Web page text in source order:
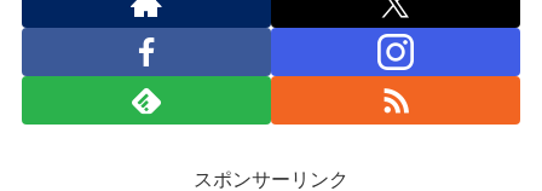
スポンサーリンク